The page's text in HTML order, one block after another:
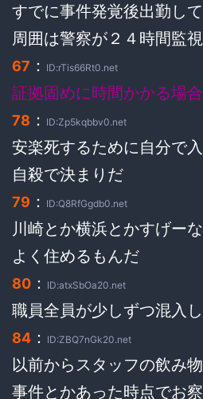
すでに事件発覚後出勤し
周囲は警察が２４時間監視
67 ： ID:rTis66Rt0.net
証拠固めに時間かかる場
78 ： ID:Zp5kqbbv0.net
安楽死するために自分で
自殺で決まりだ
79 ： ID:Q8RfGgdb0.net
川崎とか横浜とかすげーな
よく住めるもんだ
80 ： ID:atxSbOa20.net
職員全員が少しずつ混入
84 ： ID:ZBQ7nGk20.net
以前からスタッフの飲み
事件とかあった時点でお